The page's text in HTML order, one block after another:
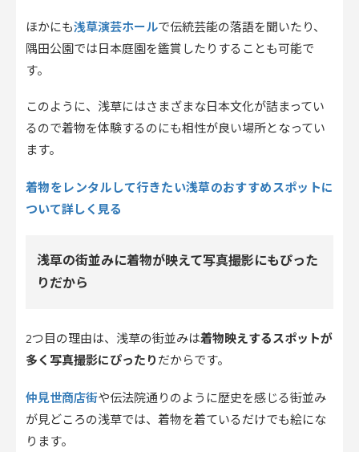
ほかにも浅草演芸ホールで伝統芸能の落語を聞いたり、
隅田公園では日本庭園を鑑賞したりすることも可能で
す。
このように、浅草にはさまざまな日本文化が詰まってい
るので着物を体験するのにも相性が良い場所となってい
ます。
着物をレンタルして行きたい浅草のおすすめスポットに
ついて詳しく見る
浅草の街並みに着物が映えて写真撮影にもぴった
りだから
2つ目の理由は、浅草の街並みは着物映えするスポットが
多く写真撮影にぴったりだからです。
仲見世商店街や伝法院通りのように歴史を感じる街並み
が見どころの浅草では、着物を着ているだけでも絵にな
ります。